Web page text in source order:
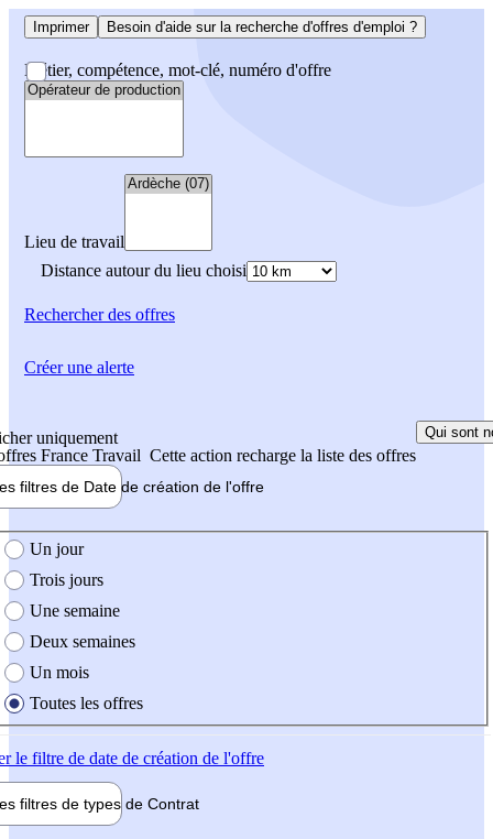
Imprimer Besoin d'aide sur la recherche d'offres d'emploi ?
Métier, compétence, mot-clé, numéro d'offre
Lieu de travail
Distance autour du lieu choisi
Rechercherdes offres
uniquement
France Travail Cette action recharge la liste des offres
Qui sont
filtres de Date de création de l'offre
création de l'offre
Un jour
Trois jours
Une semaine
Deux semaines
Un mois
Toutes les offres
le filtre de date de création de l'offre
filtres de types de Contrat
Créer une alerte